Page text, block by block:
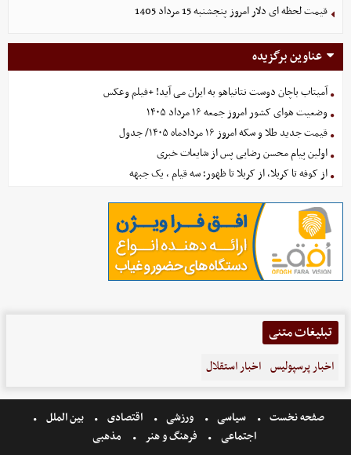
قیمت لحظه ای دلار امروز پنجشنبه 15 مرداد 1405
عناوین برگزیده
آمیتاب باچان دوست نتانیاهو به ایران می آید! +فیلم وعکس
وضعیت هوای کشور امروز جمعه ۱۶ مرداد ۱۴۰۵
قیمت جدید طلا و سکه امروز ۱۶ مردادماه ۱۴۰۵/ جدول
اولین پیام محسن رضایی پس از شایعات خبری
از کوفه تا کربلا، از کربلا تا ظهور؛ سه قیام ، یک جبهه
تبلیغات متنی
اخبار پرسپولیس اخبار استقلال
صفحه نخست سیاسی ورزشی اقتصادی
بین الملل
اجتماعی
فرهنگ و هنر مذهبی